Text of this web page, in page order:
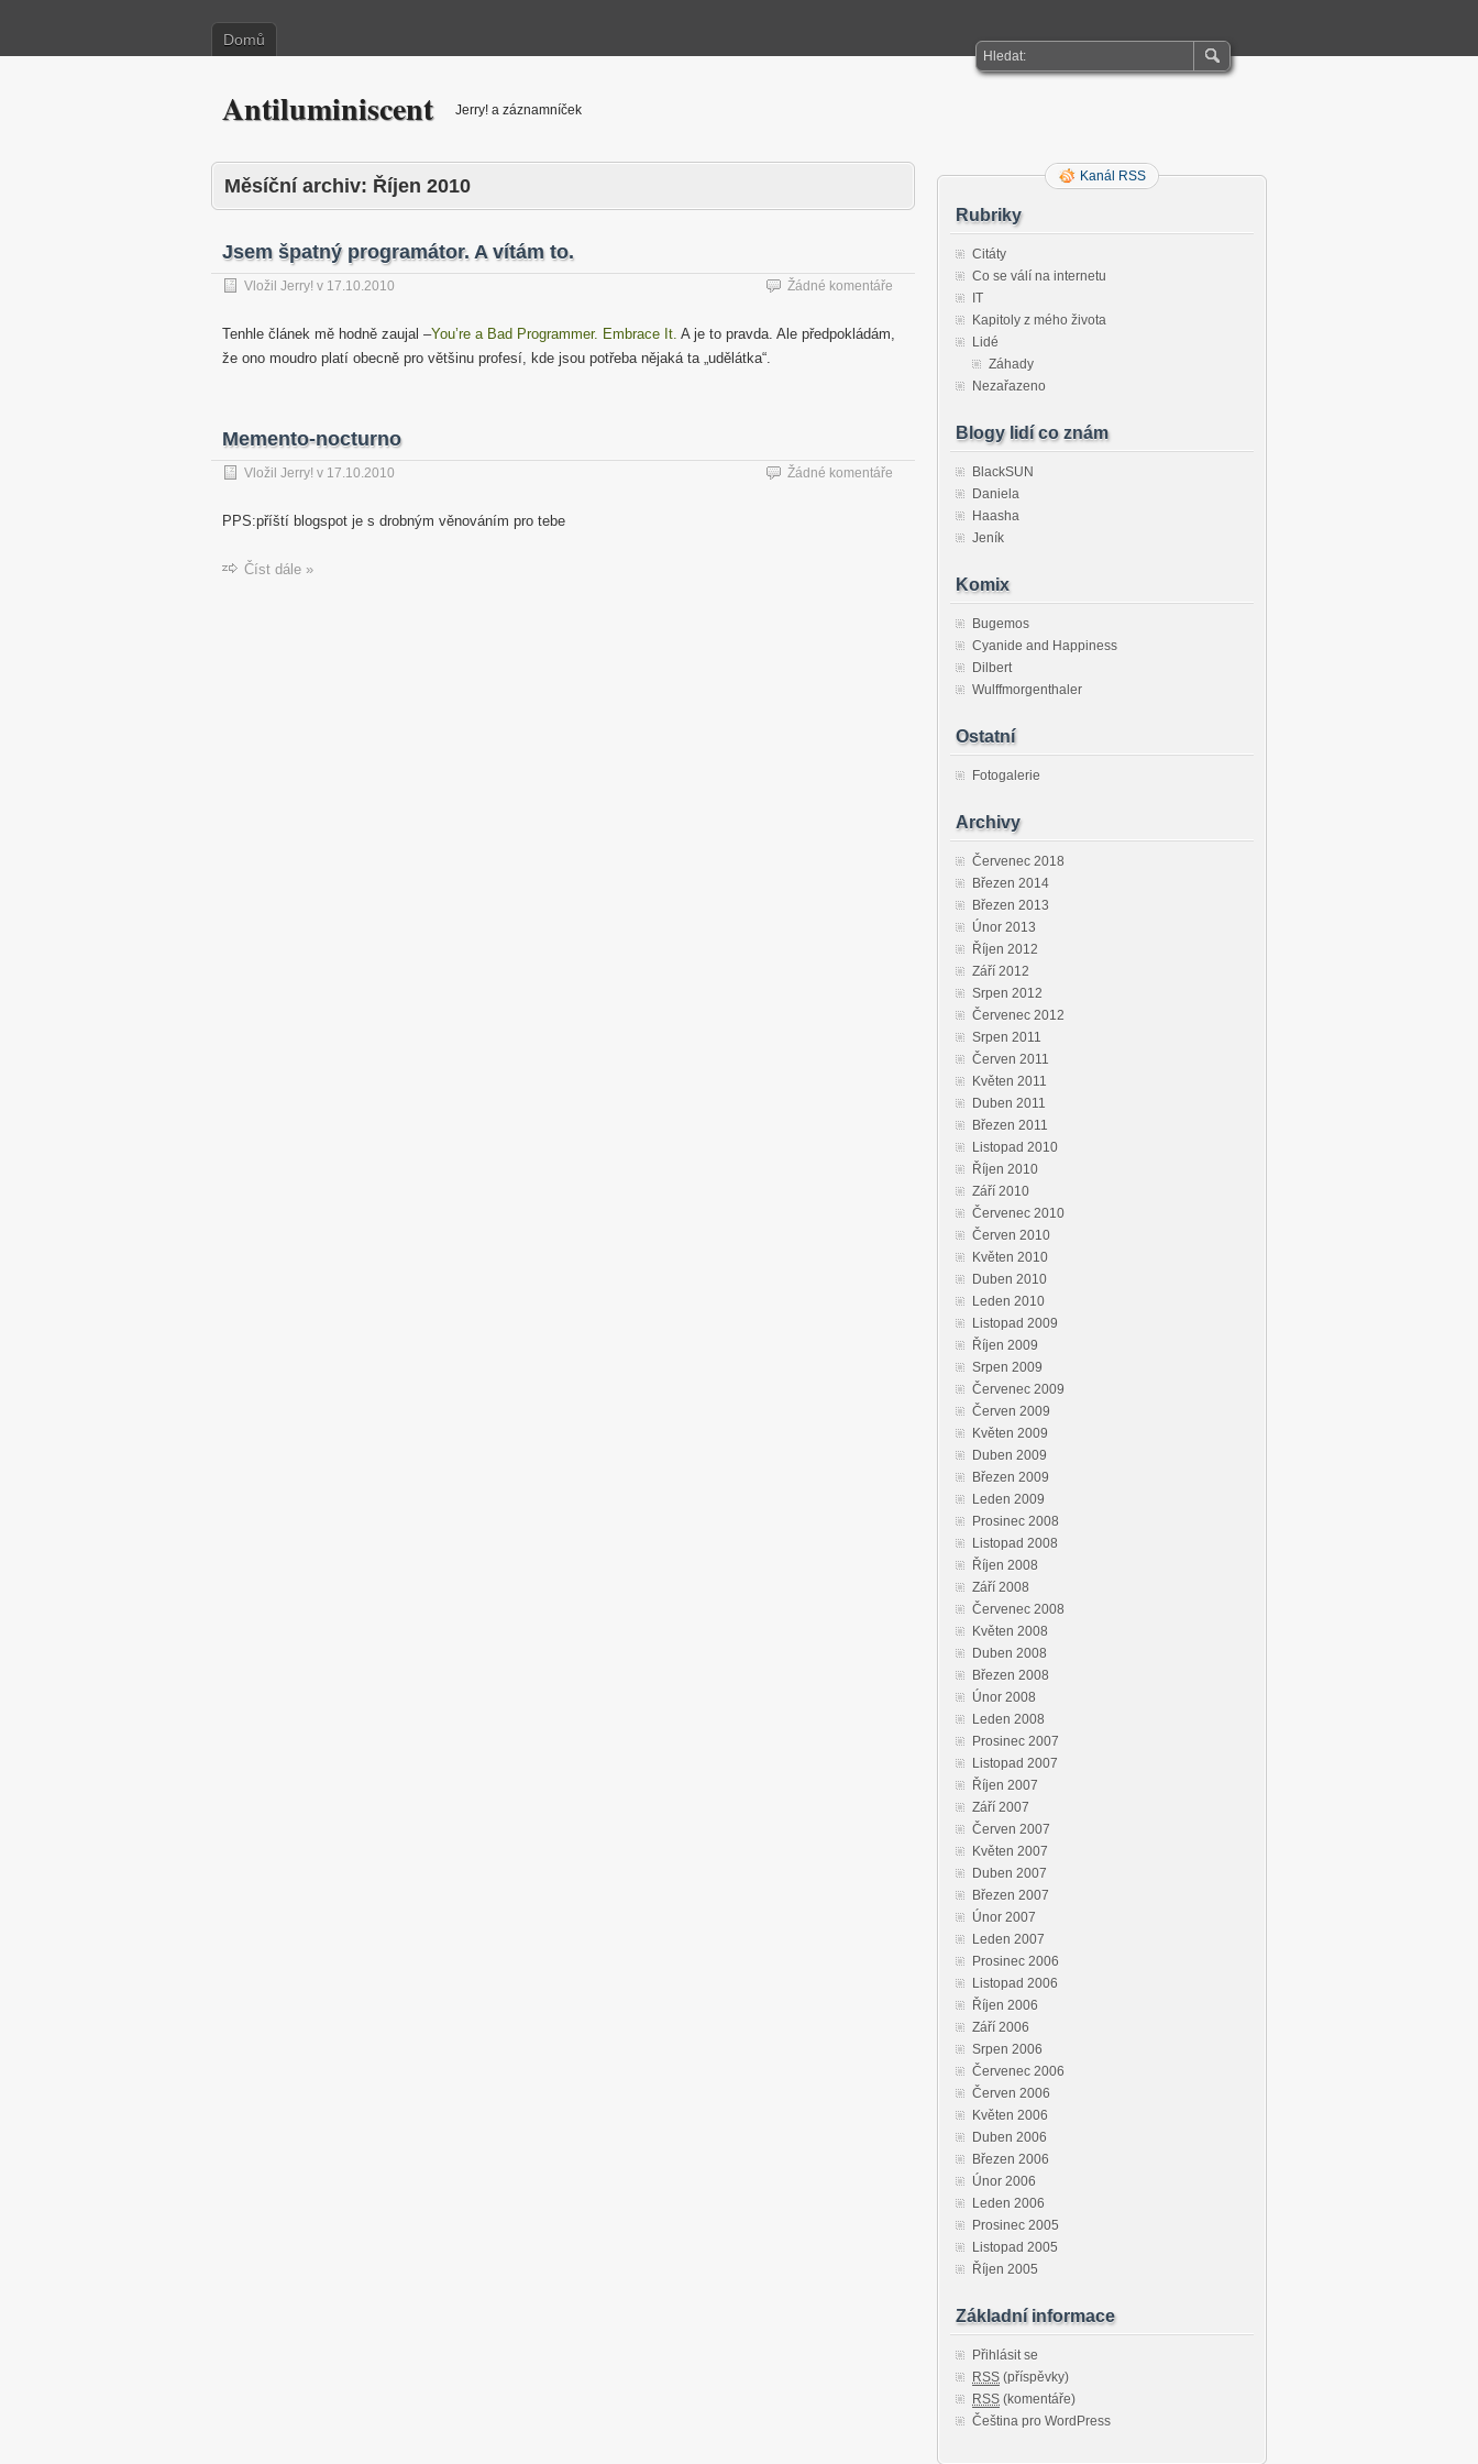
Domů
Antiluminiscent Jerry! a záznamníček
Měsíční archiv: Říjen 2010
Jsem špatný programátor. A vítám to.
Vložil Jerry! v 17.10.2010 Žádné komentáře
Tenhle článek mě hodně zaujal –You’re a Bad Programmer. Embrace It. A je to pravda. Ale předpokládám,
že ono moudro platí obecně pro většinu profesí, kde jsou potřeba nějaká ta „udělátka“.
Memento-nocturno
Vložil Jerry! v 17.10.2010 Žádné komentáře
PPS:příští blogspot je s drobným věnováním pro tebe
Číst dále »
Kanál RSS
Rubriky
Citáty
Co se válí na internetu
IT
Kapitoly z mého života
Lidé
Záhady
Nezařazeno
Blogy lidí co znám
BlackSUN
Daniela
Haasha
Jeník
Komix
Bugemos
Cyanide and Happiness
Dilbert
Wulffmorgenthaler
Ostatní
Fotogalerie
Archivy
Červenec 2018
Březen 2014
Březen 2013
Únor 2013
Říjen 2012
Září 2012
Srpen 2012
Červenec 2012
Srpen 2011
Červen 2011
Květen 2011
Duben 2011
Březen 2011
Listopad 2010
Říjen 2010
Září 2010
Červenec 2010
Červen 2010
Květen 2010
Duben 2010
Leden 2010
Listopad 2009
Říjen 2009
Srpen 2009
Červenec 2009
Červen 2009
Květen 2009
Duben 2009
Březen 2009
Leden 2009
Prosinec 2008
Listopad 2008
Říjen 2008
Září 2008
Červenec 2008
Květen 2008
Duben 2008
Březen 2008
Únor 2008
Leden 2008
Prosinec 2007
Listopad 2007
Říjen 2007
Září 2007
Červen 2007
Květen 2007
Duben 2007
Březen 2007
Únor 2007
Leden 2007
Prosinec 2006
Listopad 2006
Říjen 2006
Září 2006
Srpen 2006
Červenec 2006
Červen 2006
Květen 2006
Duben 2006
Březen 2006
Únor 2006
Leden 2006
Prosinec 2005
Listopad 2005
Říjen 2005
Základní informace
Přihlásit se
RSS (příspěvky)
RSS (komentáře)
Čeština pro WordPress